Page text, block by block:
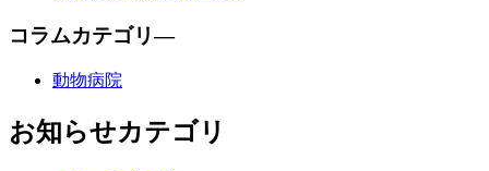
コラムカテゴリ―
動物病院
お知らせカテゴリ